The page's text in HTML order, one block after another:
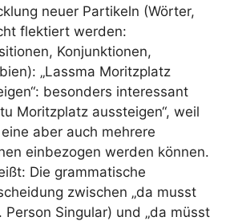
neuer Partikeln (Wörter,
flektiert werden:
Konjunktionen,
„Lassma Moritzplatz
besonders interessant
Moritzplatz aussteigen“, weil
aber auch mehrere
einbezogen werden können.
Die grammatische
zwischen „da musst
Person Singular) und „da müsst